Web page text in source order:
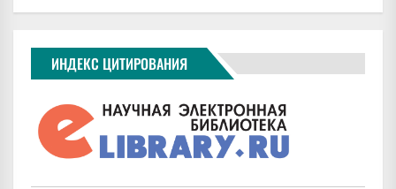
ИНДЕКС ЦИТИРОВАНИЯ